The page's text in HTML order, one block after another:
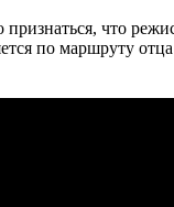
что
по маршруту